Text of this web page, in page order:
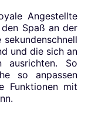
Angestellte
Spaß an der
und die sich an
ausrichten. So
so anpassen
Funktionen mit